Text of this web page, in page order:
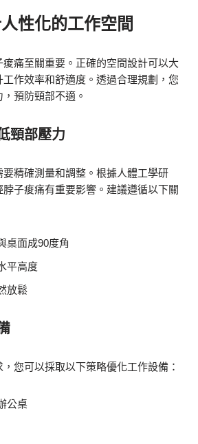
性化的工作空間
痛至關重要。正確的空間設計可以大
作效率和舒適度。透過合理規劃，您
預防頸部不適。
頸部壓力
精確測量和調整。根據人體工學研
子痠痛有重要影響。建議遵循以下關
桌面成90度角
平高度
放鬆
您可以採取以下策略優化工作設備：
公桌